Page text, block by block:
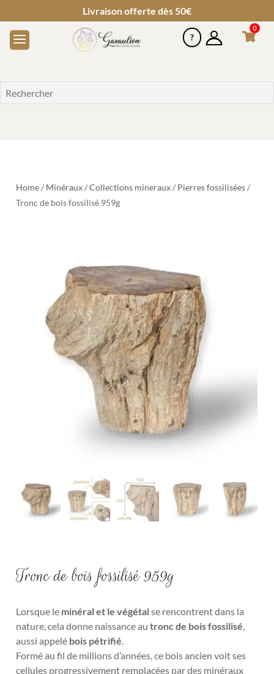
Livraison offerte dès 50€
0
Home/ Minéraux/Collections mineraux/ Pierres fossilisées/
Tronc de bois fossilisé 959g
Tronc de bois fossilisé 959g
Lorsque le minéral et le végétalse rencontrent dans la
nature, cela donne naissance autronc de bois fossilisé
aussi appelé bois pétrifié
Formé au fil de millions d’années, ce bois ancien voit ses
cellules progressivement remplacées par des minéraux